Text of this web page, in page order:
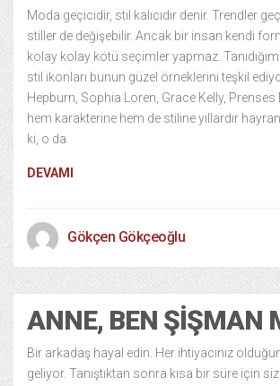
Moda geçicidir, stil kalıcıdır denir. Trendler
stiller de değişebilir. Ancak bir insan kendi
kolay kolay kötü seçimler yapmaz.
stil ikonları bunun güzel örneklerini teşkil
Hepburn, Sophia Loren, Grace Kelly,
hem karakterine hem de stiline yıllardır
ki, o da
DEVAMI
Gökçen Gökçeoğlu
ANNE, BEN ŞIŞMAN
Bir arkadaş hayal edin. Her ihtiyacınız
geliyor. Tanıştıktan sonra kısa bir süre için